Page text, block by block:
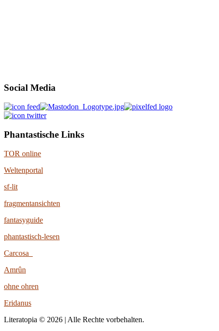
Social Media
Phantastische Links
TOR online
Weltenportal
sf-lit
fragmentansichten
fantasyguide
phantastisch-lesen
Carcosa
Amrûn
ohne ohren
Eridanus
Literatopia © 2026 | Alle Rechte vorbehalten.